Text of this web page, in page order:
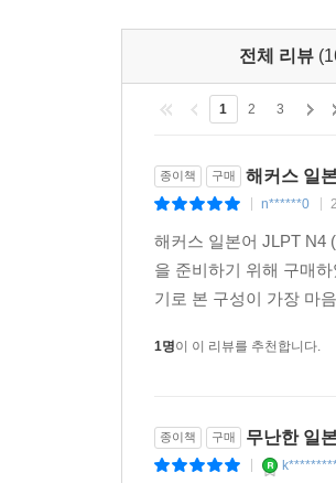
본격적인 문제풀이에 앞서
최신 출제경향 및 기출 유형
6. 모든 문제에 대한 해석/해
1) 실제 시험장에서 바로 적
2) 모든 문제에 대한 체계적
1. 본 교재 인강 (교재 내 할
2. 무료 교재 MP3
전체 리뷰
1 2 3
종이책 구매 해커스 일
n******0
해커스 일본어 JLPT N4
을 준비하기 위해 구매
기로 본 구성이 가장 마
1명이 이 리뷰를 추천합니다.
종이책 구매 무난한 일